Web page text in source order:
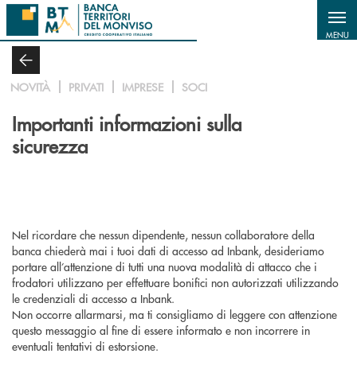
Salta al contenuto principale
MENU
NOVITÀ PRIVATI IMPRESE SOCI
Importanti informazioni sulla
sicurezza
Nel ricordare che nessun dipendente, nessun collaboratore della
banca chiederà mai i tuoi dati di accesso ad Inbank, desideriamo
portare all’attenzione di tutti una nuova modalità di attacco che i
frodatori utilizzano per effettuare bonifici non autorizzati utilizzando
le credenziali di accesso a Inbank.
Non occorre allarmarsi, ma ti consigliamo di leggere con attenzione
questo messaggio al fine di essere informato e non incorrere in
eventuali tentativi di estorsione.